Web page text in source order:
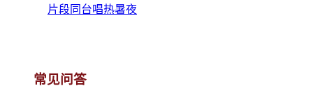
片段同台唱热暑夜
常见问答